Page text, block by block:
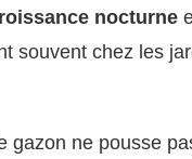
nocturne
souvent chez les
gazon ne pousse